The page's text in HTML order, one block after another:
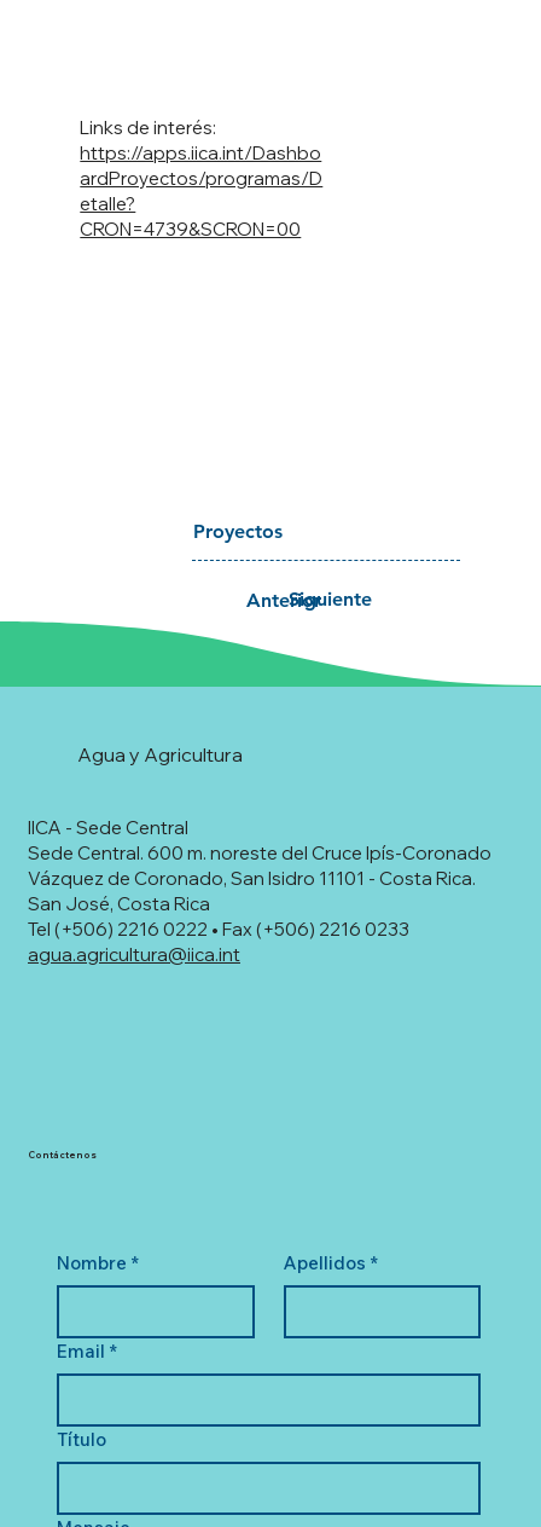
Siguiente
Anterior
Proyectos
https://apps.iica.int/Dashbo
ardProyectos/programas/D
etalle?
CRON=4739&SCRON=00
Links de interés:
IICA - Sede Central
Sede Central. 600 m. noreste del Cruce Ipís-Coronado
Vázquez de Coronado, San Isidro 11101 - Costa Rica.
San José, Costa Rica
Tel (+506) 2216 0222 • Fax (+506) 2216 0233
agua.agricultura@iica.int
Agua y Agricultura
Nombre * Apellidos *
Email *
Título
Contáctenos